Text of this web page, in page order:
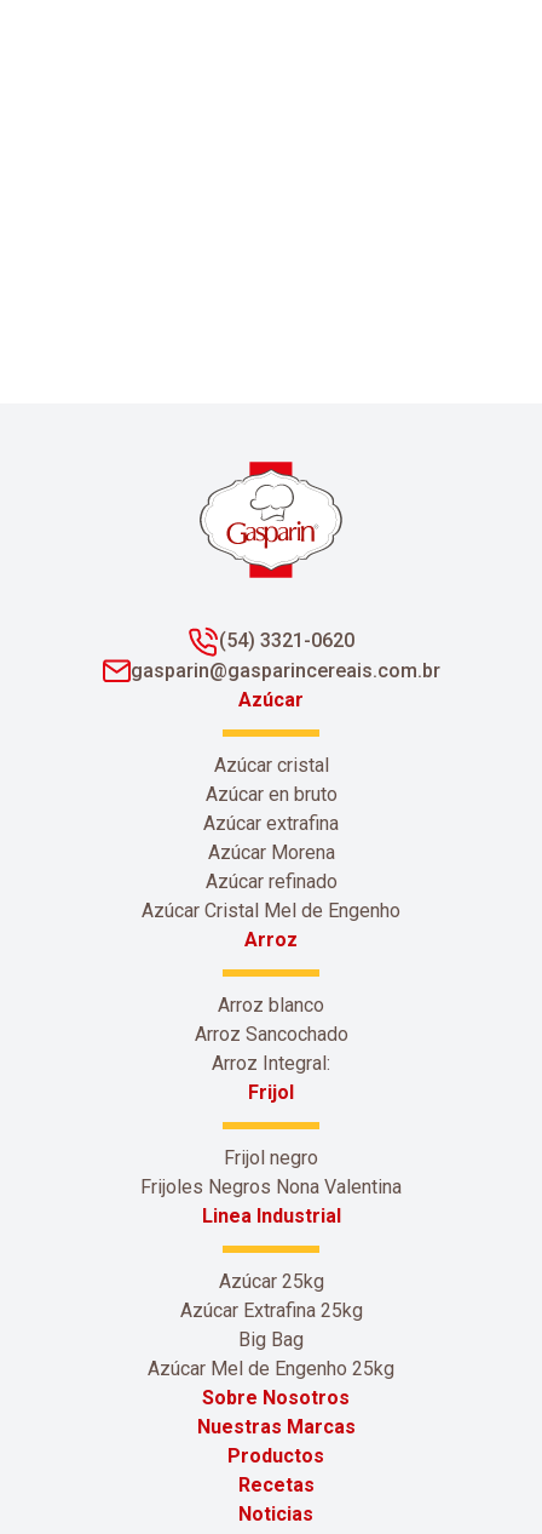
(54) 3321-0620
gasparin@gasparincereais.com.br
Azúcar
Azúcar cristal
Azúcar en bruto
Azúcar extrafina
Azúcar Morena
Azúcar refinado
Azúcar Cristal Mel de Engenho
Arroz
Arroz blanco
Arroz Sancochado
Arroz Integral:
Frijol
Frijol negro
Frijoles Negros Nona Valentina
Linea Industrial
Azúcar 25kg
Azúcar Extrafina 25kg
Big Bag
Azúcar Mel de Engenho 25kg
Sobre Nosotros
Nuestras Marcas
Productos
Recetas
Noticias